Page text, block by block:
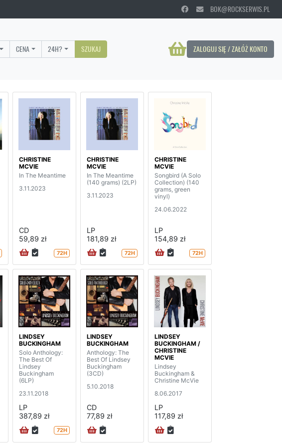
BOK@ROCKSERWIS.PL
ZALOGUJ SIĘ / ZAŁÓŻ KONTO
CENA 24H? SZUKAJ
CHRISTINE
MCVIE
In The Meantime
3.11.2023
CD
59,89 zł
72H
CHRISTINE
MCVIE
In The Meantime
(140 grams) (2LP)
3.11.2023
LP
181,89 zł
72H
CHRISTINE
MCVIE
Songbird (A Solo
Collection) (140
grams, green
vinyl)
24.06.2022
LP
154,89 zł
72H
LINDSEY
BUCKINGHAM
Solo Anthology:
The Best Of
Lindsey
Buckingham
(6LP)
23.11.2018
LP
387,89 zł
72H
LINDSEY
BUCKINGHAM
Anthology: The
Best Of Lindsey
Buckingham
(3CD)
5.10.2018
CD
77,89 zł
LINDSEY
BUCKINGHAM /
CHRISTINE
MCVIE
Lindsey
Buckingham &
Christine McVie
8.06.2017
LP
117,89 zł